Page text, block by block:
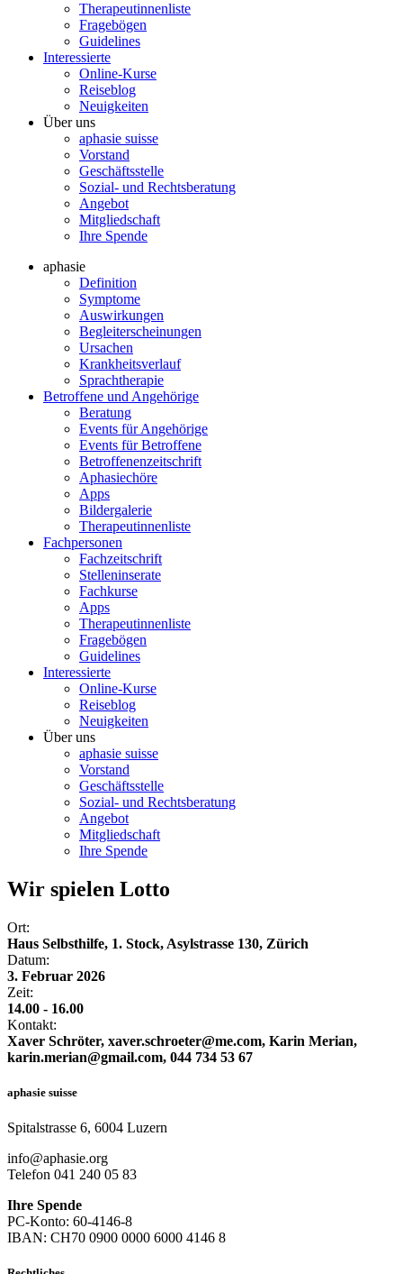
Therapeutinnenliste
Fragebögen
Guidelines
Interessierte
Online-Kurse
Reiseblog
Neuigkeiten
Über uns
aphasie suisse
Vorstand
Geschäftsstelle
Sozial- und Rechtsberatung
Angebot
Mitgliedschaft
Ihre Spende
aphasie
Definition
Symptome
Auswirkungen
Begleiterscheinungen
Ursachen
Krankheitsverlauf
Sprachtherapie
Betroffene und Angehörige
Beratung
Events für Angehörige
Events für Betroffene
Betroffenenzeitschrift
Aphasiechöre
Apps
Bildergalerie
Therapeutinnenliste
Fachpersonen
Fachzeitschrift
Stelleninserate
Fachkurse
Apps
Therapeutinnenliste
Fragebögen
Guidelines
Interessierte
Online-Kurse
Reiseblog
Neuigkeiten
Über uns
aphasie suisse
Vorstand
Geschäftsstelle
Sozial- und Rechtsberatung
Angebot
Mitgliedschaft
Ihre Spende
Wir spielen Lotto
Ort:
Haus Selbsthilfe, 1. Stock, Asylstrasse 130, Zürich
Datum:
3. Februar 2026
Zeit:
14.00 - 16.00
Kontakt:
Xaver Schröter, xaver.schroeter@me.com, Karin Merian,
karin.merian@gmail.com, 044 734 53 67
aphasie suisse
Spitalstrasse 6, 6004 Luzern
info@aphasie.org
Telefon 041 240 05 83
Ihre Spende
PC-Konto: 60-4146-8
IBAN: CH70 0900 0000 6000 4146 8